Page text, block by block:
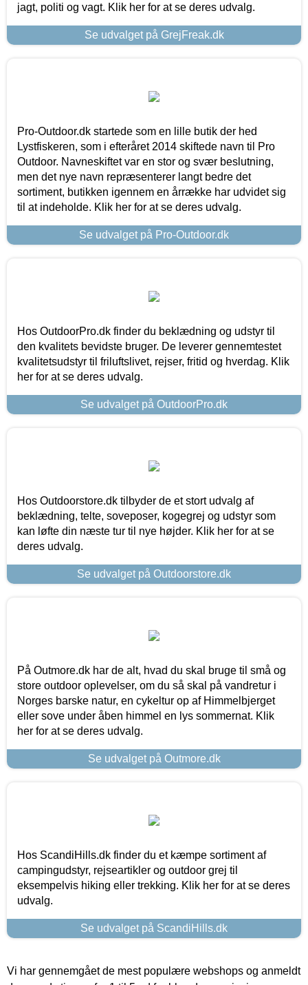
jagt, politi og vagt. Klik her for at se deres udvalg.
Se udvalget på GrejFreak.dk
Pro-Outdoor.dk startede som en lille butik der hed
Lystfiskeren, som i efteråret 2014 skiftede navn til Pro
Outdoor. Navneskiftet var en stor og svær beslutning,
men det nye navn repræsenterer langt bedre det
sortiment, butikken igennem en årrække har udvidet sig
til at indeholde. Klik her for at se deres udvalg.
Se udvalget på Pro-Outdoor.dk
Hos OutdoorPro.dk finder du beklædning og udstyr til
den kvalitets bevidste bruger. De leverer gennemtestet
kvalitetsudstyr til friluftslivet, rejser, fritid og hverdag. Klik
her for at se deres udvalg.
Se udvalget på OutdoorPro.dk
Hos Outdoorstore.dk tilbyder de et stort udvalg af
beklædning, telte, soveposer, kogegrej og udstyr som
kan løfte din næste tur til nye højder. Klik her for at se
deres udvalg.
Se udvalget på Outdoorstore.dk
På Outmore.dk har de alt, hvad du skal bruge til små og
store outdoor oplevelser, om du så skal på vandretur i
Norges barske natur, en cykeltur op af Himmelbjerget
eller sove under åben himmel en lys sommernat. Klik
her for at se deres udvalg.
Se udvalget på Outmore.dk
Hos ScandiHills.dk finder du et kæmpe sortiment af
campingudstyr, rejseartikler og outdoor grej til
eksempelvis hiking eller trekking. Klik her for at se deres
udvalg.
Se udvalget på ScandiHills.dk
Vi har gennemgået de mest populære webshops og anmeldt